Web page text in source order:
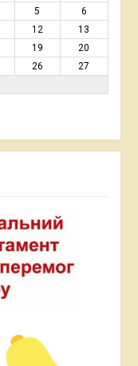
5
6
12
13
19
20
26
27